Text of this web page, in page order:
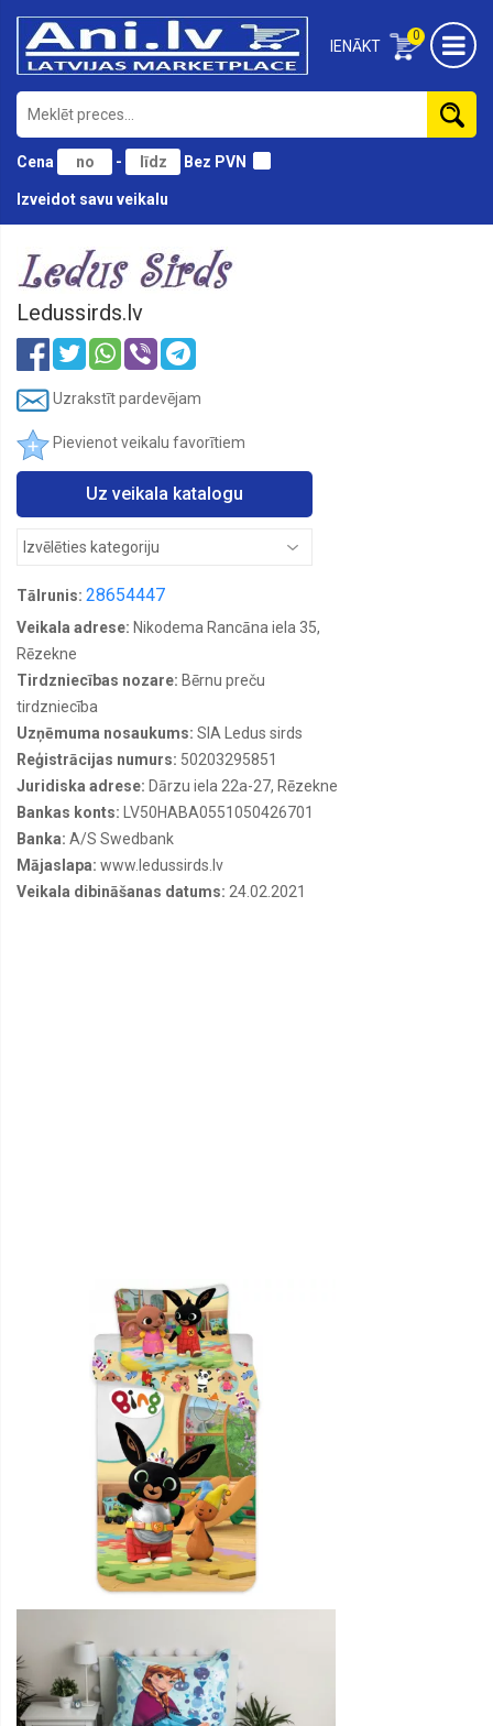
0
IENĀKT
Cena - Bez PVN
Izveidot savu veikalu
Aizkari
Aksesuāri
Apavi
Apģērbs
Attīstošās
rotaļlietas
Ballītes
aksesuāri
gultas
veļas
komplekti
gultas
veļas
komplekti
140x200
Bērnu
gultas
veļas
komplekti
90x140
Dvieļi
Kleitas
Lietussarģi
Spilvendrānas
Ledussirds.lv
Uzrakstīt pardevējam
Pievienot veikalu favorītiem
Uz veikala katalogu
Tālrunis: 28654447
Veikala adrese: Nikodema Rancāna iela 35,
Rēzekne
Tirdzniecības nozare: Bērnu preču
tirdzniecība
Uzņēmuma nosaukums: SIA Ledus sirds
Reģistrācijas numurs: 50203295851
Juridiska adrese: Dārzu iela 22a-27, Rēzekne
Bankas konts: LV50HABA0551050426701
Banka: A/S Swedbank
Mājaslapa: www.ledussirds.lv
Veikala dibināšanas datums: 24.02.2021